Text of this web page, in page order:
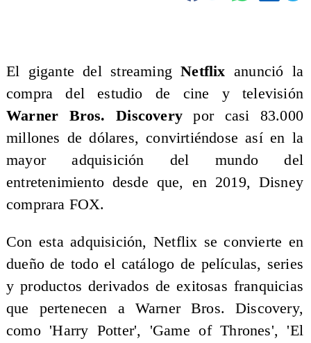
El gigante del streamingNetflix anunció la
compra del estudio de cine y televisión
Warner Bros. Discoverypor casi 83.000
millones de dólares, convirtiéndose así en la
mayor adquisición del mundo del
entretenimiento desde que, en 2019, Disney
comprara FOX.
Con esta adquisición, Netflix se convierte en
dueño de todo el catálogo de películas, series
y productos derivados de exitosas franquicias
que pertenecen a Warner Bros. Discovery,
como 'Harry Potter', 'Game of Thrones', 'El